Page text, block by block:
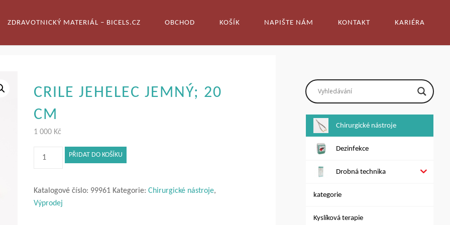
ZDRAVOTNICKÝ MATERIÁL – BICELS.CZ OBCHOD KOŠÍK NAPIŠTE NÁM KONTAKT KARIÉRA
CRILE JEHELEC JEMNÝ; 20
CM
1 000 Kč
20
cm
PŘIDAT DO KOŠÍKU
Katalogové číslo: 99961 Kategorie: Chirurgické nástroje,
Výprodej
Chirurgické nástroje
Dezinfekce
Drobná technika
kategorie
Kyslíková terapie